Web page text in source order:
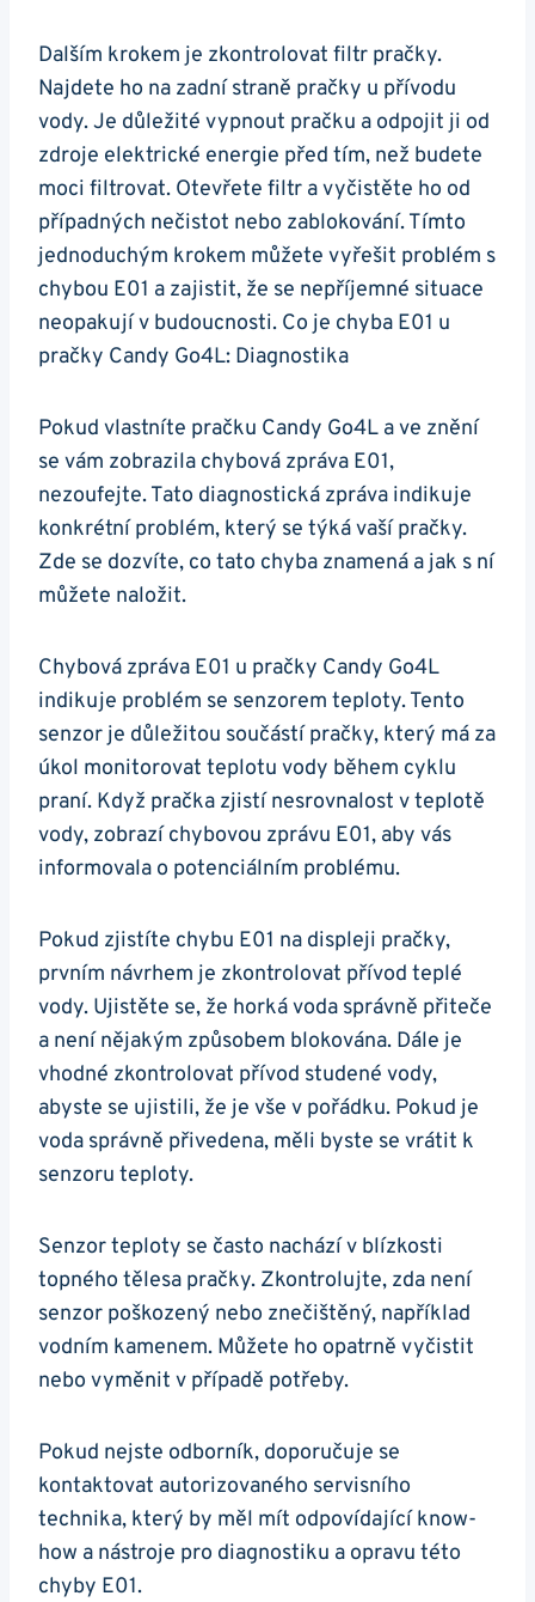
Dalším⁤ krokem⁤ je⁢ zkontrolovat filtr pračky.
‌Najdete‌ ho na zadní straně pračky u ‌přívodu
vody. Je důležité vypnout pračku a odpojit ji od
zdroje ​elektrické ​energie před tím, než budete
moci filtrovat. Otevřete filtr a vyčistěte⁢ ho ‍od​
případných nečistot nebo ‍zablokování. Tímto
jednoduchým⁣ krokem můžete vyřešit​ problém‌ s
chybou E01​ a zajistit, že​ se nepříjemné situace
neopakují v budoucnosti. Co je ​chyba ​E01 u
pračky Candy ⁣Go4L: Diagnostika
Pokud vlastníte pračku⁢ Candy Go4L a ⁤ve ⁤znění
⁣se vám zobrazila chybová ⁤zpráva ‍E01,
nezoufejte. Tato diagnostická zpráva ⁢indikuje
⁣konkrétní problém, který⁣ se ⁣týká vaší​ pračky.
Zde ⁣se‍ dozvíte, co tato ​chyba znamená a jak s ní
můžete naložit.
Chybová zpráva E01 ⁣u pračky Candy Go4L
indikuje problém se senzorem teploty. Tento‌
senzor je důležitou součástí ⁣pračky, který má za
úkol monitorovat teplotu ​vody během cyklu
praní. Když ⁢pračka zjistí nesrovnalost v teplotě
vody, zobrazí chybovou zprávu E01, ⁣aby‌ vás
informovala⁣ o potenciálním ⁣problému.
Pokud zjistíte chybu E01 na displeji pračky,
prvním návrhem ‌je⁤ zkontrolovat přívod ​teplé
vody. Ujistěte se, že ‍horká voda⁣ správně přiteče
⁣a není nějakým způsobem blokována. ‍Dále ‌je
vhodné ‍zkontrolovat přívod studené vody,
abyste se⁢ ujistili, že je vše v ⁢pořádku.​ Pokud je​
voda správně přivedena,⁣ měli ⁢byste se vrátit k⁤
senzoru teploty.
Senzor ‍teploty se často ⁢nachází v blízkosti
topného tělesa pračky. ⁣Zkontrolujte, zda⁣ není
senzor poškozený nebo znečištěný, například
‍vodním‍ kamenem. Můžete ⁤ho ⁣opatrně vyčistit
nebo vyměnit v případě potřeby.
Pokud nejste odborník, doporučuje se
kontaktovat autorizovaného ⁢servisního
⁤technika, který by měl mít​ odpovídající know-
how‍ a nástroje pro diagnostiku a opravu této
chyby E01.